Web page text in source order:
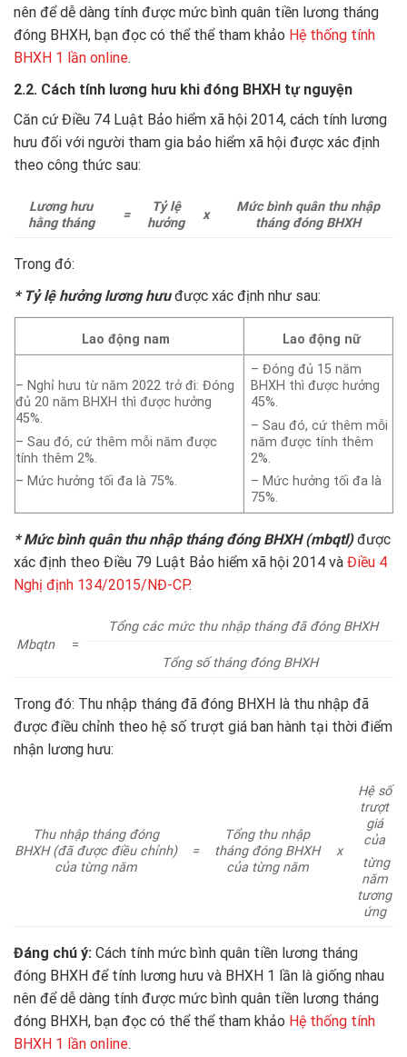
nên để dễ dàng tính được mức bình quân tiền lương tháng
đóng BHXH, bạn đọc có thể thể tham khảo Hệ thống tính
BHXH 1 lần online.
2.2. Cách tính lương hưu khi đóng BHXH tự nguyện
Căn cứ Điều 74 Luật Bảo hiểm xã hội 2014, cách tính lương
hưu đối với người tham gia bảo hiểm xã hội được xác định
theo công thức sau:
Lương hưu
hằng tháng
=
Tỷ lệ
hưởng
x
Mức bình quân thu nhập
tháng đóng BHXH
Trong đó:
* Tỷ lệ hưởng lương hưuđược xác định như sau:
Lao động nam Lao động nữ
– Nghỉ hưu từ năm 2022 trở đi: Đóng
đủ 20 năm BHXH thì được hưởng
45%.
– Sau đó, cứ thêm mỗi năm được
tính thêm 2%.
– Mức hưởng tối đa là 75%.
– Đóng đủ 15 năm
BHXH thì được hưởng
45%.
– Sau đó, cứ thêm mỗi
năm được tính thêm
2%.
– Mức hưởng tối đa là
75%.
* Mức bình quân thu nhập tháng đóng BHXH (mbqtl)được
xác định theo Điều 79 Luật Bảo hiểm xã hội 2014 và Điều 4
Nghị định 134/2015/NĐ-CP.
Mbqtn =
Tổng các mức thu nhập tháng đã đóng BHXH
Tổng số tháng đóng BHXH
Trong đó: Thu nhập tháng đã đóng BHXH là thu nhập đã
được điều chỉnh theo hệ số trượt giá ban hành tại thời điểm
nhận lương hưu:
Thu nhập tháng đóng
BHXH (đã được điều chỉnh)
của từng năm
=
Tổng thu nhập
tháng đóng BHXH
của từng năm
x
Hệ số
trượt
giá
của
từng
năm
tương
ứng
Đáng chú ý: Cách tính mức bình quân tiền lương tháng
đóng BHXH để tính lương hưu và BHXH 1 lần là giống nhau
nên để dễ dàng tính được mức bình quân tiền lương tháng
đóng BHXH, bạn đọc có thể thể tham khảo Hệ thống tính
BHXH 1 lần online.